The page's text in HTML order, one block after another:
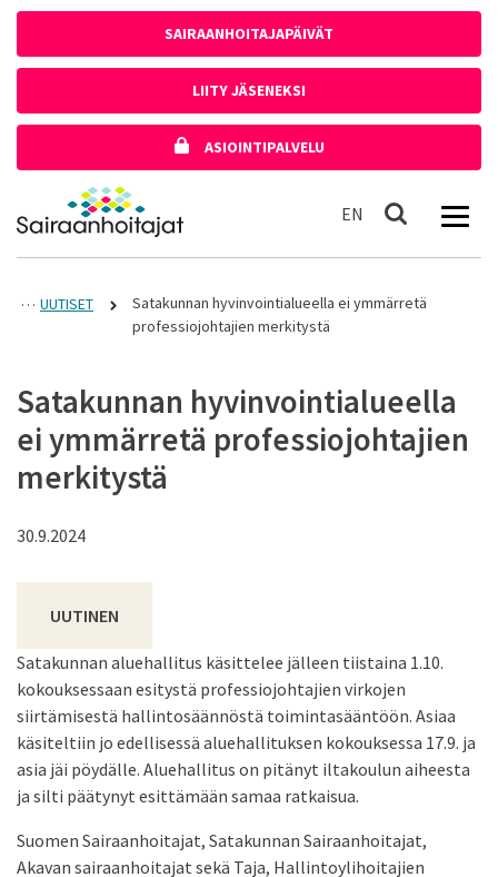
SAIRAANHOITAJAPÄIVÄT
LIITY JÄSENEKSI
ASIOINTIPALVELU
Etusivulle
EN In English
Haku
UUTISET
Satakunnan hyvinvointialueella ei ymmärretä
professiojohtajien merkitystä
Satakunnan hyvinvointialueella
ei ymmärretä professiojohtajien
merkitystä
30.9.2024
UUTINEN
Satakunnan aluehallitus käsittelee jälleen tiistaina 1.10.
kokouksessaan esitystä professiojohtajien virkojen
siirtämisestä hallintosäännöstä toimintasääntöön. Asiaa
käsiteltiin jo edellisessä aluehallituksen kokouksessa 17.9. ja
asia jäi pöydälle. Aluehallitus on pitänyt iltakoulun aiheesta
ja silti päätynyt esittämään samaa ratkaisua.
Suomen Sairaanhoitajat, Satakunnan Sairaanhoitajat,
Akavan sairaanhoitajat sekä Taja, Hallintoylihoitajien